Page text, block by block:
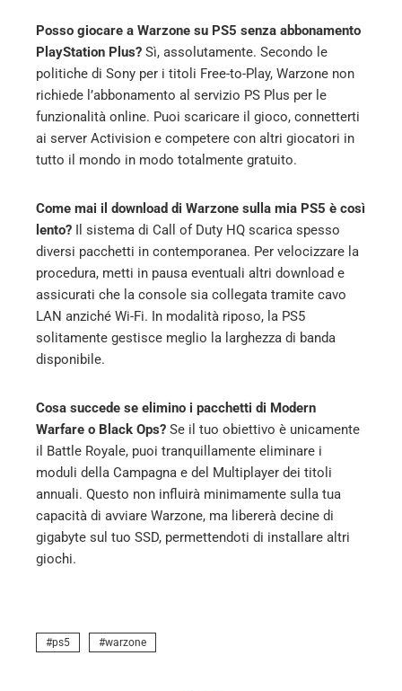
Posso giocare a Warzone su PS5 senza abbonamento
PlayStation Plus? Sì, assolutamente. Secondo le
politiche di Sony per i titoli Free-to-Play, Warzone non
richiede l’abbonamento al servizio PS Plus per le
funzionalità online. Puoi scaricare il gioco, connetterti
ai server Activision e competere con altri giocatori in
tutto il mondo in modo totalmente gratuito.
Come mai il download di Warzone sulla mia PS5 è così
lento? Il sistema di Call of Duty HQ scarica spesso
diversi pacchetti in contemporanea. Per velocizzare la
procedura, metti in pausa eventuali altri download e
assicurati che la console sia collegata tramite cavo
LAN anziché Wi-Fi. In modalità riposo, la PS5
solitamente gestisce meglio la larghezza di banda
disponibile.
Cosa succede se elimino i pacchetti di Modern
Warfare o Black Ops? Se il tuo obiettivo è unicamente
il Battle Royale, puoi tranquillamente eliminare i
moduli della Campagna e del Multiplayer dei titoli
annuali. Questo non influirà minimamente sulla tua
capacità di avviare Warzone, ma libererà decine di
gigabyte sul tuo SSD, permettendoti di installare altri
giochi.
ps5 warzone